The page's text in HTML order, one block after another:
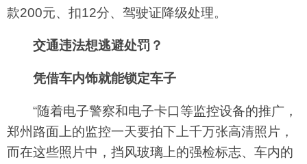
款200元、扣12分、驾驶证降级处理。
交通违法想逃避处罚？
凭借车内饰就能锁定车子
“随着电子警察和电子卡口等监控设备的推广，
郑州路面上的监控一天要拍下上千万张高清照片，
而在这些照片中，挡风玻璃上的强检标志、车内的